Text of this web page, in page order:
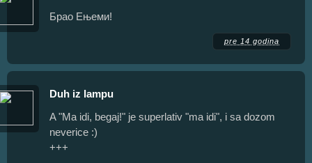
Брао Ењеми!
pre 14 godina
Duh iz lampu
A "Ma idi, begaj!" je superlativ "ma idi", i sa dozom
neverice :)
+++